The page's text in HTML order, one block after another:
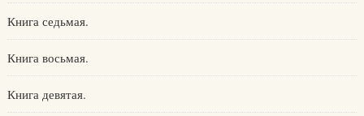
Книга седьмая.
Книга восьмая.
Книга девятая.